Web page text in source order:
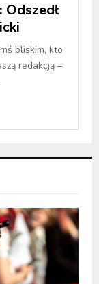
bliskim, kto
redakcją –